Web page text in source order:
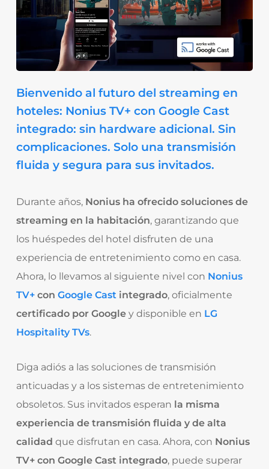
Bienvenido al futuro del streaming en
hoteles: Nonius TV+ con Google Cast
integrado: sin hardware adicional. Sin
complicaciones. Solo una transmisión
fluida y segura para sus invitados.
Durante años, Nonius ha ofrecido soluciones de
streaming en la habitación, garantizando que
los huéspedes del hotel disfruten de una
experiencia de entretenimiento como en casa.
Ahora, lo llevamos al siguiente nivel con Nonius
TV+con Google Cast integrado, oficialmente
certificado por Googley disponible en LG
Hospitality TVs.
Diga adiós a las soluciones de transmisión
anticuadas y a los sistemas de entretenimiento
obsoletos. Sus invitados esperan la misma
experiencia de transmisión fluida y de alta
calidad que disfrutan en casa. Ahora, con Nonius
TV+ con Google Cast integrado, puede superar